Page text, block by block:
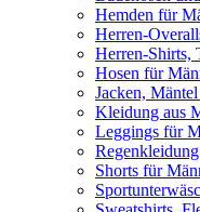
Hemden für
Herren-
Herren-Shirts,
Hosen für
Jacken,
Kleidung aus
Leggings für
Shorts für